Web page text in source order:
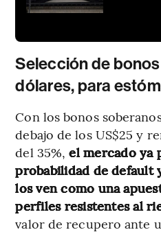
Selección de
dólares, para
Con los bonos
debajo de los US$25 y
del 35%, el mercado ya
probabilidad de default
los ven como una
perfiles resistentes al
valor de recupero ante